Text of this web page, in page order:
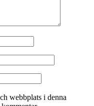
webbplats i denna